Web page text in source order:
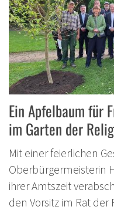
Ein Apfelbaum für
im Garten der
Mit einer feierlichen
Oberbürgermeisterin
ihrer Amtszeit
den Vorsitz im Rat